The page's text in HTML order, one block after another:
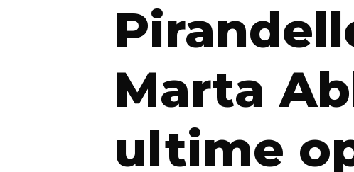
Marta
ultime